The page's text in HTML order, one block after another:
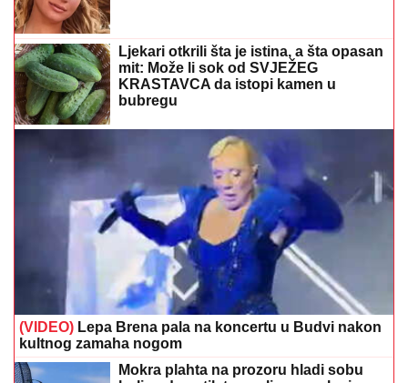
Ljekari otkrili šta je istina, a šta opasan
mit: Može li sok od SVJEŽEG
KRASTAVCA da istopi kamen u
bubregu
(VIDEO) Lepa Brena pala na koncertu u Budvi nakon
kultnog zamaha nogom
Mokra plahta na prozoru hladi sobu